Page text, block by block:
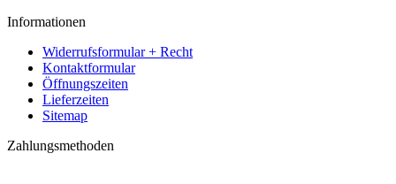
Informationen
Widerrufsformular + Recht
Kontaktformular
Öffnungszeiten
Lieferzeiten
Sitemap
Zahlungsmethoden